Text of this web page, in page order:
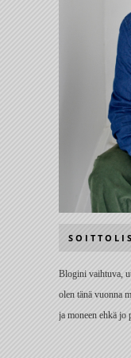
Blogini vaihtuva,
olen tänä vuonna
ja moneen ehkä